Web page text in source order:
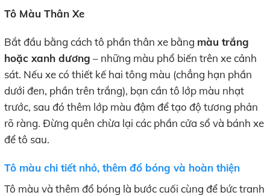
Tô Màu Thân Xe
Bắt đầu bằng cách tô phần thân xe bằng màu trắng
hoặc xanh dương – những màu phổ biến trên xe cảnh
sát. Nếu xe có thiết kế hai tông màu (chẳng hạn phần
dưới đen, phần trên trắng), bạn cần tô lớp màu nhạt
trước, sau đó thêm lớp màu đậm để tạo độ tương phản
rõ ràng. Đừng quên chừa lại các phần cửa sổ và bánh xe
để tô sau.
Tô màu chi tiết nhỏ, thêm đổ bóng và hoàn thiện
Tô màu và thêm đổ bóng là bước cuối cùng để bức tranh